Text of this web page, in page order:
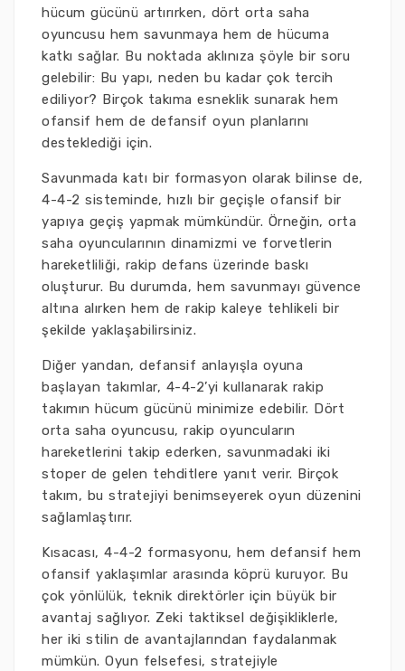
hücum gücünü artırırken, dört orta saha
oyuncusu hem savunmaya hem de hücuma
katkı sağlar. Bu noktada aklınıza şöyle bir soru
gelebilir: Bu yapı, neden bu kadar çok tercih
ediliyor? Birçok takıma esneklik sunarak hem
ofansif hem de defansif oyun planlarını
desteklediği için.
Savunmada katı bir formasyon olarak bilinse de,
4-4-2 sisteminde, hızlı bir geçişle ofansif bir
yapıya geçiş yapmak mümkündür. Örneğin, orta
saha oyuncularının dinamizmi ve forvetlerin
hareketliliği, rakip defans üzerinde baskı
oluşturur. Bu durumda, hem savunmayı güvence
altına alırken hem de rakip kaleye tehlikeli bir
şekilde yaklaşabilirsiniz.
Diğer yandan, defansif anlayışla oyuna
başlayan takımlar, 4-4-2’yi kullanarak rakip
takımın hücum gücünü minimize edebilir. Dört
orta saha oyuncusu, rakip oyuncuların
hareketlerini takip ederken, savunmadaki iki
stoper de gelen tehditlere yanıt verir. Birçok
takım, bu stratejiyi benimseyerek oyun düzenini
sağlamlaştırır.
Kısacası, 4-4-2 formasyonu, hem defansif hem
ofansif yaklaşımlar arasında köprü kuruyor. Bu
çok yönlülük, teknik direktörler için büyük bir
avantaj sağlıyor. Zeki taktiksel değişikliklerle,
her iki stilin de avantajlarından faydalanmak
mümkün. Oyun felsefesi, stratejiyle